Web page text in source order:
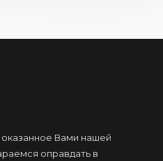
Вами нашей
оправдать в